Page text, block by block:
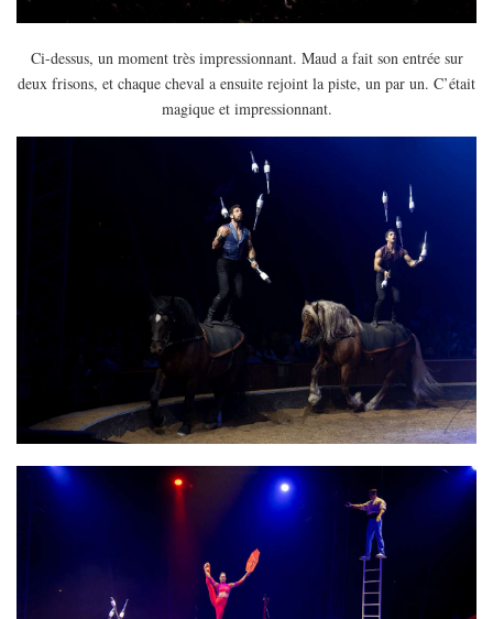
Ci-dessus, un moment très impressionnant. Maud a fait son entrée sur
deux frisons, et chaque cheval a ensuite rejoint la piste, un par un. C’était
magique et impressionnant.